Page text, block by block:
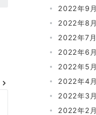
2022年9月
2022年8月
2022年7月
2022年6月
2022年5月
2022年4月
2022年3月
2022年2月